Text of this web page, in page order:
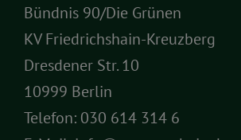
Bündnis 90/Die Grünen
KV Friedrichshain-Kreuzberg
Dresdener Str. 10
10999 Berlin
Telefon: 030 614 314 6